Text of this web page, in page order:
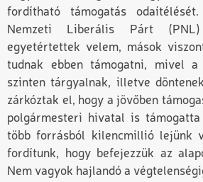
fordítható támogatás
Nemzeti Liberális Párt
egyetértettek velem, mások
tudnak ebben támogatni, mivel a
szinten tárgyalnak, illetve
zárkóztak el, hogy a jövőben
polgármesteri hivatal is
több forrásból kilencmillió lejünk
fordítunk, hogy befejezzük az
Nem vagyok hajlandó a